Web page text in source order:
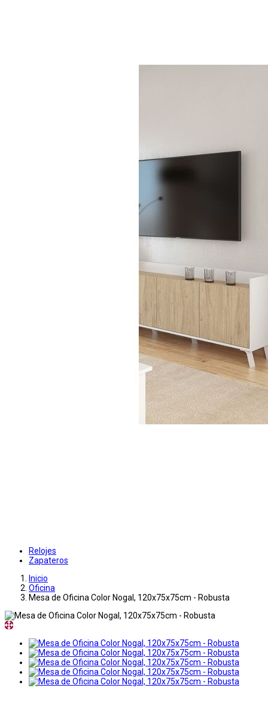
Relojes
Zapateros
Inicio
Oficina
Mesa de Oficina Color Nogal, 120x75x75cm - Robusta